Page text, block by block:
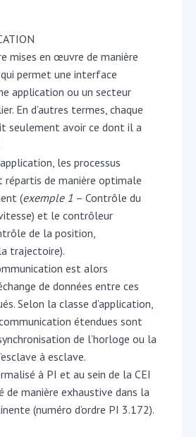
mises en œuvre de manière
permet une interface
application ou un secteur
En d’autres termes, chaque
seulement avoir ce dont il a
les processus
répartis de manière optimale
(exemple 1 – Contrôle du
et le contrôleur
de la position,
trajectoire).
est alors
de données entre ces
Selon la classe d’application,
étendues sont
de l’horloge ou la
à esclave.
à PI et au sein de la CEI
manière exhaustive dans la
(numéro d’ordre PI 3.172).